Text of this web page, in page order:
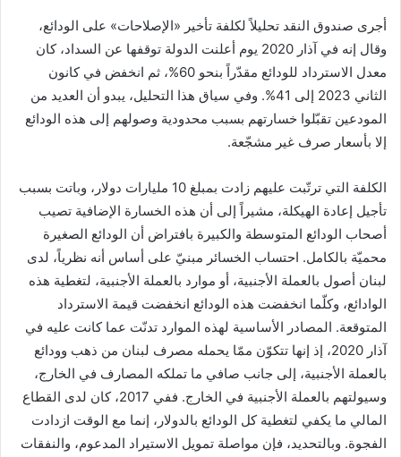
أجرى صندوق النقد تحليلاً لكلفة تأخير «الإصلاحات» على الودائع،
وقال إنه في آذار 2020 يوم أعلنت الدولة توقفها عن السداد، كان
معدل الاسترداد للودائع مقدّراً بنحو 60%، ثم انخفض في كانون
الثاني 2023 إلى 41%. وفي سياق هذا التحليل، يبدو أن العديد من
المودعين تقبّلوا خسارتهم بسبب محدودية وصولهم إلى هذه الودائع
إلا بأسعار صرف غير مشجّعة.
الكلفة التي ترتّبت عليهم زادت بمبلغ 10 مليارات دولار، وباتت بسبب
تأجيل إعادة الهيكلة، مشيراً إلى أن هذه الخسارة الإضافية تصيب
أصحاب الودائع المتوسطة والكبيرة بافتراض أن الودائع الصغيرة
محميّة بالكامل. احتساب الخسائر مبنيّ على أساس أنه نظرياً، لدى
لبنان أصول بالعملة الأجنبية، أو موارد بالعملة الأجنبية، لتغطية هذه
الوادائع، وكلّما انخفضت هذه الودائع انخفضت قيمة الاسترداد
المتوقعة. المصادر الأساسية لهذه الموارد تدنّت عما كانت عليه في
آذار 2020، إذ إنها تتكوّن ممّا يحمله مصرف لبنان من ذهب وودائع
بالعملة الأجنبية، إلى جانب صافي ما تملكه المصارف في الخارج،
وسيولتهم بالعملة الأجنبية في الخارج. ففي 2017، كان لدى القطاع
المالي ما يكفي لتغطية كل الودائع بالدولار، إنما مع الوقت ازدادت
الفجوة. وبالتحديد، فإن مواصلة تمويل الاستيراد المدعوم، والنفقات